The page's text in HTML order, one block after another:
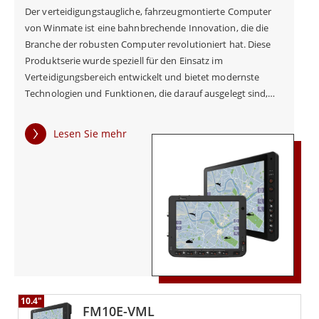
Der verteidigungstaugliche, fahrzeugmontierte Computer
von Winmate ist eine bahnbrechende Innovation, die die
Branche der robusten Computer revolutioniert hat. Diese
Produktserie wurde speziell für den Einsatz im
Verteidigungsbereich entwickelt und bietet modernste
Technologien und Funktionen, die darauf ausgelegt sind,
Basierend auf fast 30 Jahren Erfahrung in der Produktion
robuster Computer und geschäftskritischen Erfahrungen in
verschiedenen Branchen wurde der VMC-Panel-PC für
Verteidigungszwecke von Winmate entwickelt, um
außergewöhnliche Leistung, Haltbarkeit und Flexibilität zu
bieten. Zu den erweiterten Funktionen des VMC gehören
hochmoderne Prozessoren, Verteidigungsports und andere
Technologien, die die Verarbeitungskapazität und Effizienz
erheblich steigern und es ihm ermöglichen, eine Vielzahl von
Anwendungen problemlos auszuführen. Zu diesen
Logistik und Situationsbewusstsein. Einer der Hauptvorteile
Lesen Sie mehr
FM10E-VML
10.4"